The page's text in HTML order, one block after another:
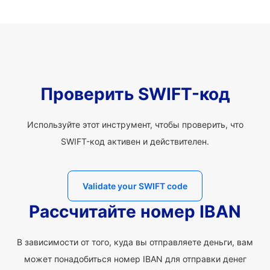
Проверить SWIFT-код
Используйте этот инструмент, чтобы проверить, что
SWIFT-код активен и действителен.
Validate your SWIFT code
Рассчитайте номер IBAN
В зависимости от того, куда вы отправляете деньги, вам
может понадобиться номер IBAN для отправки денег